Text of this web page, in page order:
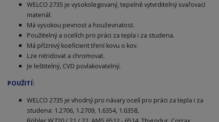
WELCO 2735 je vysokolegovaný, tepelně vytvrditelný svařovací
materiál.
Má vysokou pevnost a houževnatost.
Použitelný a ocelích pro práci za tepla i za studena.
Má příznivý koeficient tření kovu o kov.
Lze nitridovat a chromovat.
Je leštitelný, CVD povlakovatelný.
POUŽITÍ:
WELCO 2735 je vhodný pro návary ocelí pro práci za tepla i za
studena: 1.2706, 1.2709, 1.6354, 1.6358,